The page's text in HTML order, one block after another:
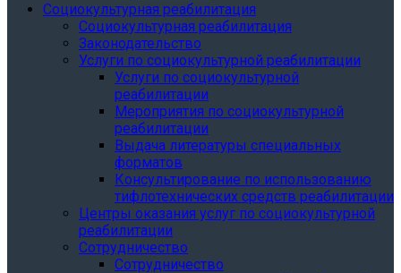
Социокультурная реабилитация
Социокультурная реабилитация
Законодательство
Услуги по социокультурной реабилитации
Услуги по социокультурной
реабилитации
Мероприятия по социокультурной
реабилитации
Выдача литературы специальных
форматов
Консультирование по использованию
тифлотехнических средств реабилитации
Центры оказания услуг по социокультурной
реабилитации
Сотрудничество
Сотрудничество